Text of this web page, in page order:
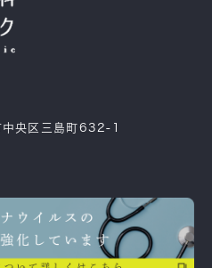
央区三島町632-1